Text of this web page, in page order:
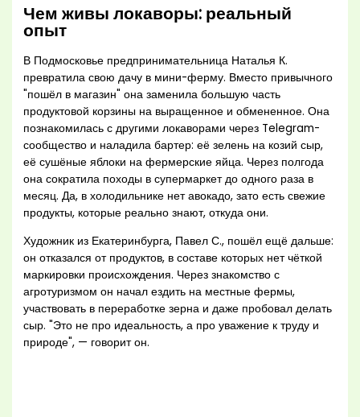
Чем живы локаворы: реальный
опыт
В Подмосковье предпринимательница Наталья К.
превратила свою дачу в мини-ферму. Вместо привычного
"пошёл в магазин" она заменила большую часть
продуктовой корзины на выращенное и обмененное. Она
познакомилась с другими локаворами через Telegram-
сообщество и наладила бартер: её зелень на козий сыр,
её сушёные яблоки на фермерские яйца. Через полгода
она сократила походы в супермаркет до одного раза в
месяц. Да, в холодильнике нет авокадо, зато есть свежие
продукты, которые реально знают, откуда они.
Художник из Екатеринбурга, Павел С., пошёл ещё дальше:
он отказался от продуктов, в составе которых нет чёткой
маркировки происхождения. Через знакомство с
агротуризмом он начал ездить на местные фермы,
участвовать в переработке зерна и даже пробовал делать
сыр. "Это не про идеальность, а про уважение к труду и
природе", — говорит он.